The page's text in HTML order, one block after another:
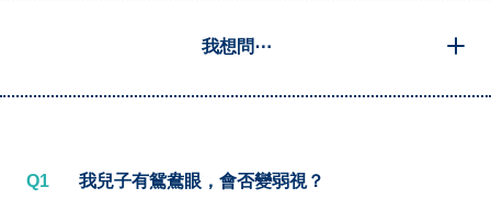
我想問⋯
Q1 我兒子有鴛鴦眼，會否變弱視？